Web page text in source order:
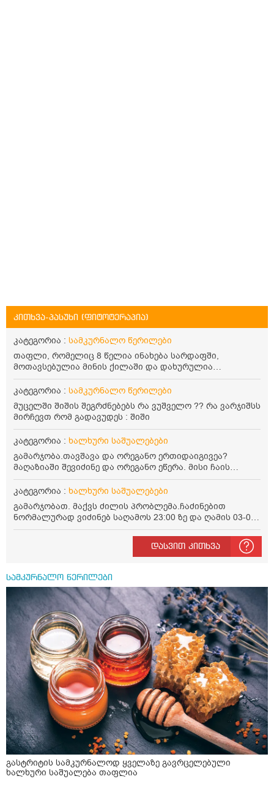
კითხვა-პასუხი (ფიტოტერაპია)
კატეგორია : სამკურნალო წერილები
თაფლი, რომელიც 8 წელია ინახება სარდაფში,
მოთავსებულია მინის ქილაში და დახურულია
პლასტმასის სახურავით. ექნება თუ არა შენარჩუნებული
სასარგებლო თვისებები და შეიძლება თუ არა მისი
კატეგორია : სამკურნალო წერილები
მუცელში შიშის შეგრძნებებს რა ვუშველო ?? რა ვარჯიშსს
მირჩევთ რომ გადავუდეს : შიში
კატეგორია : ხალხური საშუალებები
გამარჯობა.თავშავა და ორეგანო ერთიდაიგივეა?
მაღაზიაში შევიძინე და ორეგანო ეწერა. მისი ჩაის
დალევის წესი მაინტერესებს.რისთვის არის კარგი?
წავიკითხე რომ: 1 ჭიქა თბილ წყალში ჩავყაროთ 1 ჩაის
კოვზი დაქუცმაცებული და გამხმარი ორეგანო და
გავაჩეროთ 10-15 წუთი, მივიღოთო ჭამიდან 1-2 საათში.
მიზანი: ანტიოქსიდანტური და ანთების საწინააღმდეგო
თვისება. სწორია ეს ინფორმაცია? უკუჩვენება რა აქვს
და ბრონქულ ასთმას თუ შველის ორეგანოს ჩაი?
კატეგორია : ხალხური საშუალებები
გამარჯობათ. მაქვს ძილის პრობლემა.ჩაძინებით
ნორმალურად ვიძინებ საღამოს 23:00 ზე და ღამის 03-00
ან 04:00 საათზე მეღვიძება და მერე ვერ ვიძინებ
ვერაფრით.რამე ხალხური საშუალება თუ არის ამ
დასვით კითხვა
სამკურნალო წერილები
გასტრიტის სამკურნალოდ ყველაზე გავრცელებული
ხალხური საშუალება თაფლია